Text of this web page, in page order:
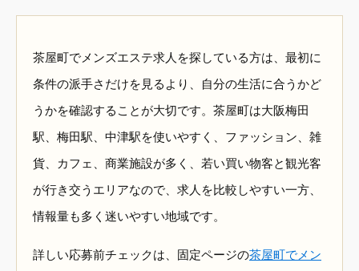
茶屋町でメンズエステ求人を探している方は、最初に
条件の派手さだけを見るより、自分の生活に合うかど
うかを確認することが大切です。茶屋町は大阪梅田
駅、梅田駅、中津駅を使いやすく、ファッション、雑
貨、カフェ、商業施設が多く、若い買い物客と観光客
が行き交うエリアなので、求人を比較しやすい一方、
情報量も多く迷いやすい地域です。
詳しい応募前チェックは、固定ページの茶屋町でメン